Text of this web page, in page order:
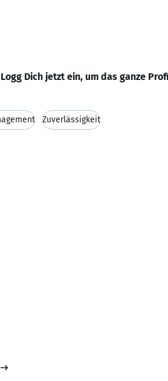
Logg Dich jetzt ein, um das ganze
Zuverlässigkeit